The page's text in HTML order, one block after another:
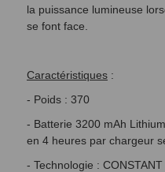
la puissance lumineuse
se font face.
Caractéristiques :
- Poids : 370
- Batterie 3200 mAh
en 4 heures par chargeur
- Technologie :